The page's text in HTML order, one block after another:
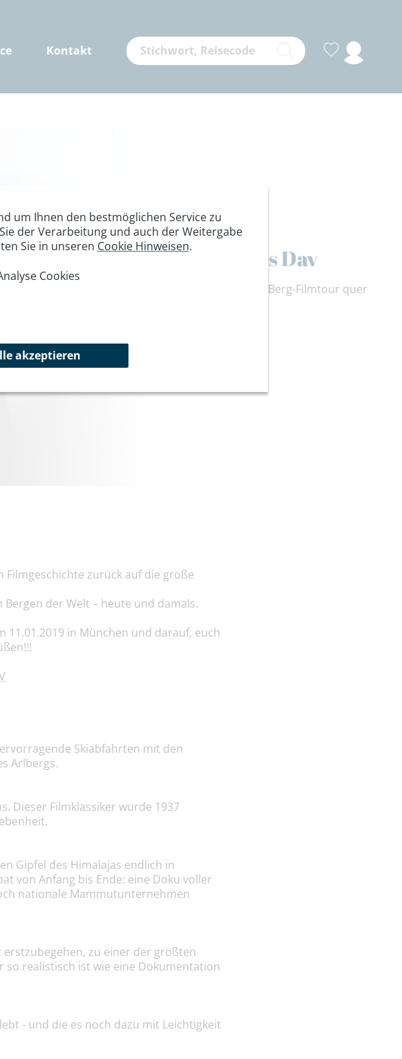
Kontakt
150 - Jubiläumsfilmtour Des Dav
der DAV sein 150-jähriges Jubiläum, u.a. mit einer Berg-Filmtour quer
Filmgeschichte zurück auf die große
der Welt – heute und damals.
in München und darauf, euch
Skiabfahrten mit den
Arlbergs.
Dieser Filmklassiker wurde 1937
Gipfel des Himalajas endlich in
von Anfang bis Ende: eine Doku voller
nationale Mammutunternehmen
erstzubegehen, zu einer der größten
so realistisch ist wie eine Dokumentation
- und die es noch dazu mit Leichtigkeit
um Ihnen den bestmöglichen Service zu
der Verarbeitung und auch der Weitergabe
Sie in unseren Cookie Hinweisen.
Cookies
akzeptieren